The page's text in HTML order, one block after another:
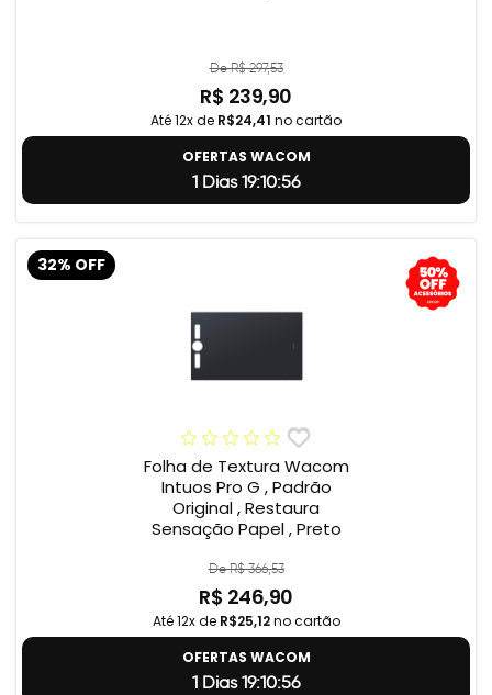
De R$ 297,53
R$ 239,90
Até 12x de R$24,41 no cartão
OFERTAS WACOM
1 Dias 19:10:55
32% OFF
Folha de Textura Wacom
Intuos Pro G , Padrão
Original , Restaura
Sensação Papel , Preto
De R$ 366,53
R$ 246,90
Até 12x de R$25,12no cartão
OFERTAS WACOM
1 Dias 19:10:55